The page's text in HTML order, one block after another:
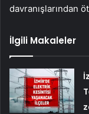
davranışlarından
İlgili Makaleler